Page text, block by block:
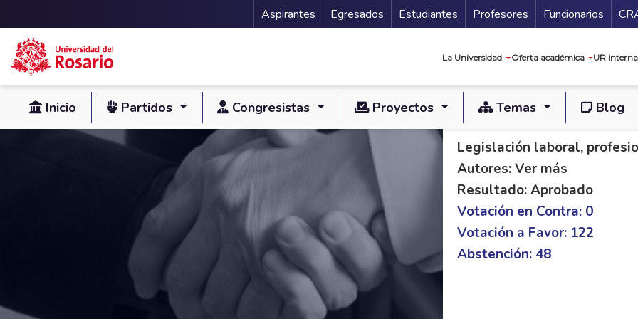
Pasar al contenido principal
Menu Secundario
Aspirantes Egresados Estudiantes Profesores Funcionarios
La Universidad Oferta académica UR
Inicio Partidos Congresistas Proyectos Temas Blog
PL C 006/17 S 200/
Legislación laboral,
Autores: Ver más
Resultado: Aprobado
Votación en Contra: 0
Votación a Favor: 122
Abstención: 48